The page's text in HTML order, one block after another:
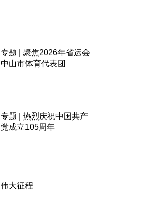
专题 | 聚焦2026年省运会
中山市体育代表团
专题 | 热烈庆祝中国共产
党成立105周年
伟大征程